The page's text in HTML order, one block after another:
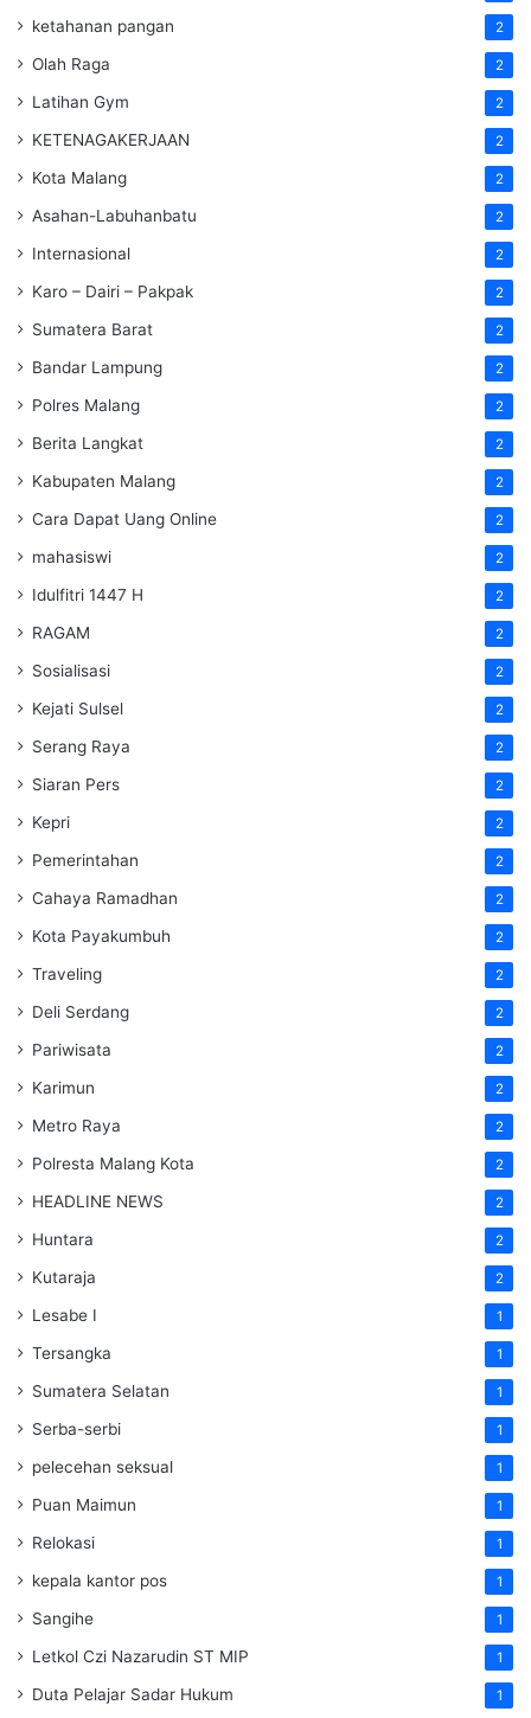
ketahanan pangan 2
Olah Raga 2
Latihan Gym 2
KETENAGAKERJAAN 2
Kota Malang 2
Asahan-Labuhanbatu 2
Internasional 2
Karo – Dairi – Pakpak 2
Sumatera Barat 2
Bandar Lampung 2
Polres Malang 2
Berita Langkat 2
Kabupaten Malang 2
Cara Dapat Uang Online 2
mahasiswi 2
Idulfitri 1447 H 2
RAGAM 2
Sosialisasi 2
Kejati Sulsel 2
Serang Raya 2
Siaran Pers 2
Kepri 2
Pemerintahan 2
Cahaya Ramadhan 2
Kota Payakumbuh 2
Traveling 2
Deli Serdang 2
Pariwisata 2
Karimun 2
Metro Raya 2
Polresta Malang Kota 2
HEADLINE NEWS 2
Huntara 2
Kutaraja 2
Lesabe I 1
Tersangka 1
Sumatera Selatan 1
Serba-serbi 1
pelecehan seksual 1
Puan Maimun 1
Relokasi 1
kepala kantor pos 1
Sangihe 1
Letkol Czi Nazarudin ST MIP 1
Duta Pelajar Sadar Hukum 1